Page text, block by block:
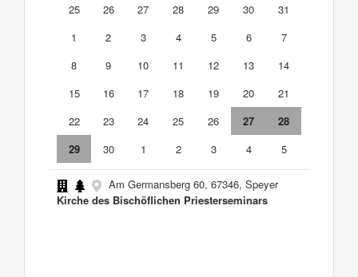
25
26 27 28 29 30
31
1
2 3 4 5 6
7
8
9 10 11 12 13
14
15
16 17 18 19 20
21
22
23 24 25 26 27
28
29
30 1 2 3 4 5
Am Germansberg 60, 67346, Speyer
Kirche des Bischöflichen Priesterseminars